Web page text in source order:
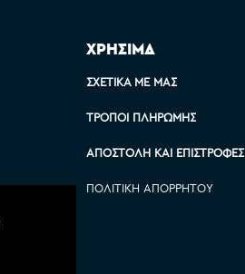
ΧΡΗΣΙΜΑ
ΣΧΕΤΙΚΆ ΜΕ ΜΑΣ
ΤΡΌΠΟΙ ΠΛΗΡΩΜΉΣ
ΑΠΟΣΤΟΛΉ ΚΑΙ ΕΠΙΣΤΡΟΦΈΣ
ΠΟΛΙΤΙΚΉ ΑΠΟΡΡΉΤΟΥ